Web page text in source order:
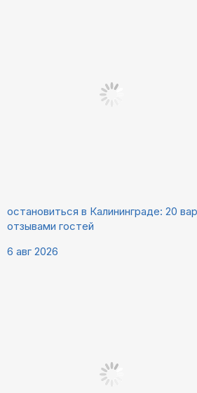
остановиться в Калининграде: 20
отзывами гостей
6 авг 2026